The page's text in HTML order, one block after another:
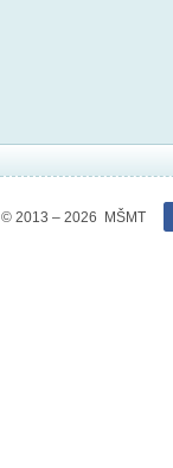
© 2013 – 2026 MŠMT